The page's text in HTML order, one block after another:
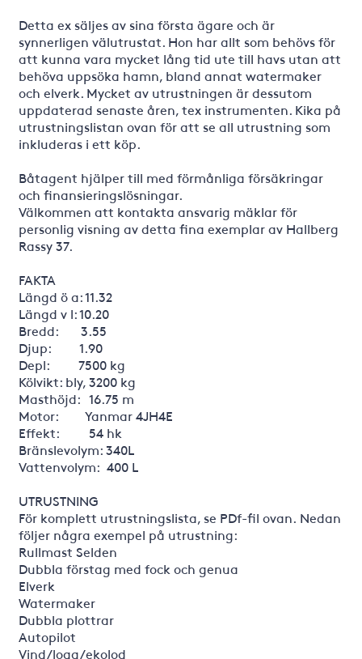
Detta ex säljes av sina första ägare och är
synnerligen välutrustat. Hon har allt som behövs för
att kunna vara mycket lång tid ute till havs utan att
behöva uppsöka hamn, bland annat watermaker
och elverk. Mycket av utrustningen är dessutom
uppdaterad senaste åren, tex instrumenten. Kika på
utrustningslistan ovan för att se all utrustning som
inkluderas i ett köp.
Båtagent hjälper till med förmånliga försäkringar
och finansieringslösningar.
Välkommen att kontakta ansvarig mäklar för
personlig visning av detta fina exemplar av Hallberg
Rassy 37.
FAKTA
Längd ö a: 11.32
Längd v l: 10.20
Bredd: 3.55
Djup: 1.90
Depl: 7500 kg
Kölvikt: bly, 3200 kg
Masthöjd: 16.75 m
Motor: Yanmar 4JH4E
Effekt: 54 hk
Bränslevolym: 340L
Vattenvolym: 400 L
UTRUSTNING
För komplett utrustningslista, se PDf-fil ovan. Nedan
följer några exempel på utrustning:
Rullmast Selden
Dubbla förstag med fock och genua
Elverk
Watermaker
Dubbla plottrar
Autopilot
Vind/logg/ekolod